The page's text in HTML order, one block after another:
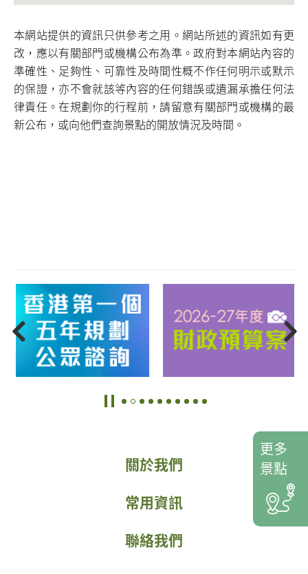
本網站提供的資訊只供參考之用。網站所述的資訊如有更
改，應以有關部門或機構公布為準。政府對本網站內容的
準確性、足夠性、可靠性及時間性概不作任何明示或默示
的保證，亦不會就該等內容的任何錯誤或遺漏承擔任何法
律責任。在規劃你的行程前，請留意有關部門或機構的最
新公布，或向他們查詢景點的開放情況及時間。
關於我們
常用資訊
聯絡我們
更多
景點